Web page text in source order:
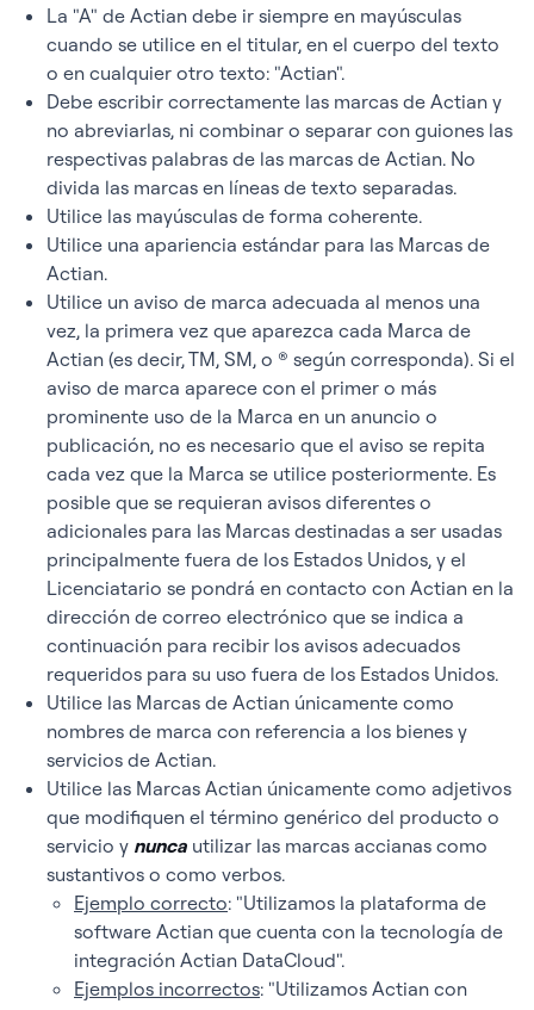
La "A" de Actian debe ir siempre en mayúsculas
cuando se utilice en el titular, en el cuerpo del texto
o en cualquier otro texto: "Actian".
Debe escribir correctamente las marcas de Actian y
no abreviarlas, ni combinar o separar con guiones las
respectivas palabras de las marcas de Actian. No
divida las marcas en líneas de texto separadas.
Utilice las mayúsculas de forma coherente.
Utilice una apariencia estándar para las Marcas de
Actian.
Utilice un aviso de marca adecuada al menos una
vez, la primera vez que aparezca cada Marca de
Actian (es decir, TM, SM, o ® según corresponda). Si el
aviso de marca aparece con el primer o más
prominente uso de la Marca en un anuncio o
publicación, no es necesario que el aviso se repita
cada vez que la Marca se utilice posteriormente. Es
posible que se requieran avisos diferentes o
adicionales para las Marcas destinadas a ser usadas
principalmente fuera de los Estados Unidos, y el
Licenciatario se pondrá en contacto con Actian en la
dirección de correo electrónico que se indica a
continuación para recibir los avisos adecuados
requeridos para su uso fuera de los Estados Unidos.
Utilice las Marcas de Actian únicamente como
nombres de marca con referencia a los bienes y
servicios de Actian.
Utilice las Marcas Actian únicamente como adjetivos
que modifiquen el término genérico del producto o
servicio y nunca utilizar las marcas accianas como
sustantivos o como verbos.
Ejemplo correcto: "Utilizamos la plataforma de
software Actian que cuenta con la tecnología de
integración Actian DataCloud".
Ejemplos incorrectos: "Utilizamos Actian con